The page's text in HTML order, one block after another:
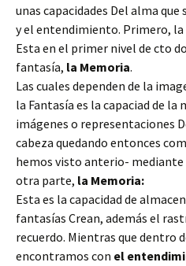
unas capacidades Del alma
y el entendimiento. Primero, la
Esta en el primer nivel de cto
fantasía, la Memoria.
Las cuales dependen de la
la Fantasía es la capaciad de la
imágenes o representaciones
cabeza quedando entonces
hemos visto anterio- mediante
otra parte, la Memoria:
Esta es la capacidad de
fantasías Crean, además el
recuerdo. Mientras que dentro
encontramos con el